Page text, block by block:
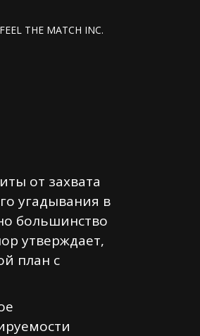
FEEL THE MATCH INC.
от захвата
угадывания в
большинство
утверждает,
план с